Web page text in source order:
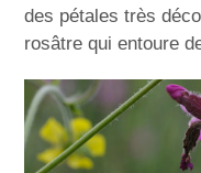
des pétales très
rosâtre qui entoure